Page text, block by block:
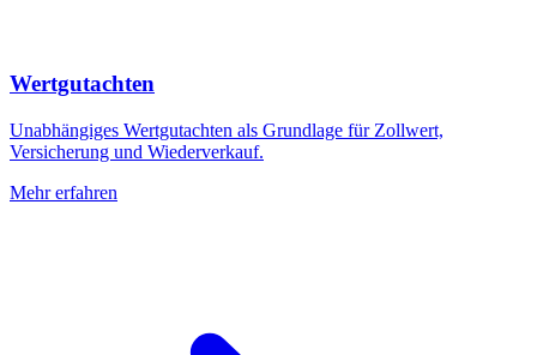
Wertgutachten
Unabhängiges Wertgutachten als Grundlage für Zollwert,
Versicherung und Wiederverkauf.
Mehr erfahren